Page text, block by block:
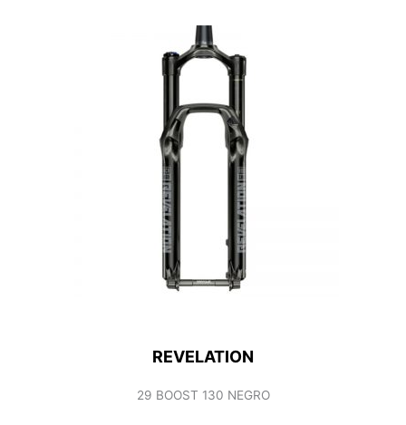
REVELATION
29 BOOST 130 NEGRO